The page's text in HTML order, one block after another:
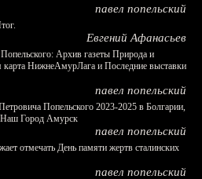
павел попельский
Евгений Афанасьев
Архив газеты Природа и
карта НижнеАмурЛага и Последние выставки
павел попельский
Попельского 2023-2025 в Болгарии,
Наш Город Амурск
павел попельский
отмечать День памяти жертв сталинских
павел попельский